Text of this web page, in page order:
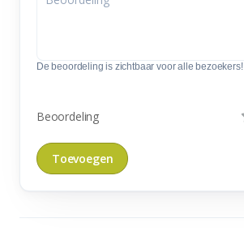
De beoordeling is zichtbaar voor alle bezoekers!
Beoordeling